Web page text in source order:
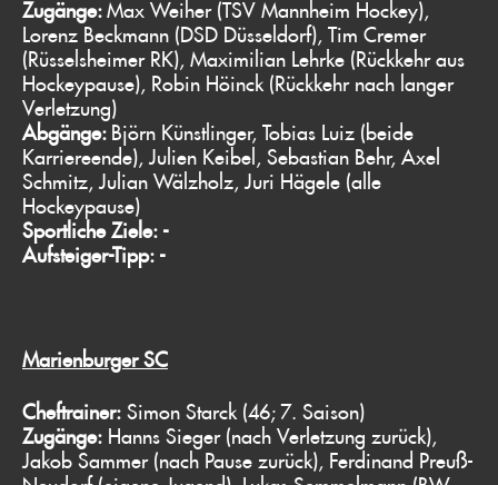
Zugänge:Max Weiher (TSV Mannheim Hockey),
Lorenz Beckmann (DSD Düsseldorf), Tim Cremer
(Rüsselsheimer RK), Maximilian Lehrke (Rückkehr aus
Hockeypause), Robin Höinck (Rückkehr nach langer
Verletzung)
Abgänge: Björn Künstlinger, Tobias Luiz (beide
Karriereende), Julien Keibel, Sebastian Behr, Axel
Schmitz, Julian Wälzholz, Juri Hägele (alle
Hockeypause)
Sportliche Ziele: -
Aufsteiger-Tipp: -
Marienburger SC
Cheftrainer: Simon Starck (46; 7. Saison)
Zugänge: Hanns Sieger (nach Verletzung zurück),
Jakob Sammer (nach Pause zurück), Ferdinand Preuß-